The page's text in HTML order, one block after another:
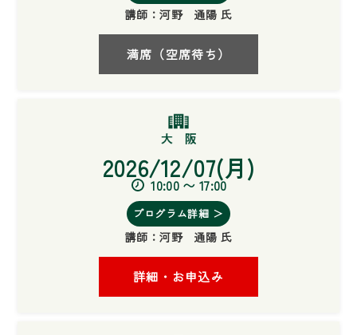
講師：河野 通陽 氏
満席（空席待ち）
2026/12/07(月)
10:00 〜 17:00
プログラム詳細 ＞
講師：河野 通陽 氏
詳細・お申込み